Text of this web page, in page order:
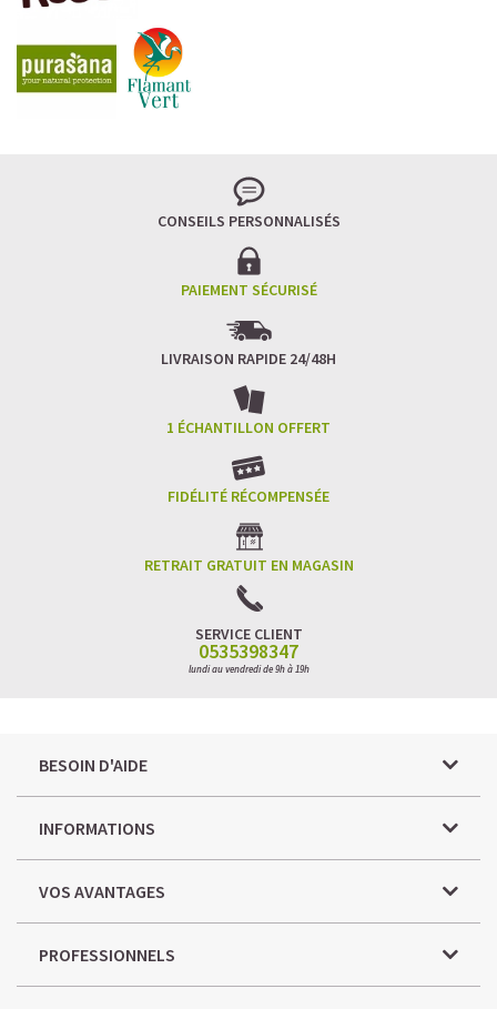
CONSEILS PERSONNALISÉS
PAIEMENT SÉCURISÉ
LIVRAISON RAPIDE 24/48H
1 ÉCHANTILLON OFFERT
FIDÉLITÉ RÉCOMPENSÉE
RETRAIT GRATUIT EN MAGASIN
SERVICE CLIENT
0535398347
lundi au vendredi de 9h à 19h
BESOIN D'AIDE
INFORMATIONS
VOS AVANTAGES
PROFESSIONNELS